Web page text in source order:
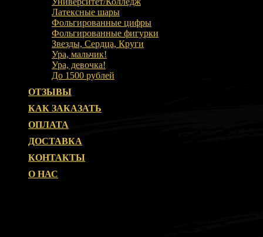
Латексные шары
Фольгированные цифры
Фольгированные фигурки
Звезды, Сердца, Круги
Ура, мальчик!
Ура, девочка!
До 1500 рублей
ОТЗЫВЫ
КАК ЗАКАЗАТЬ
ОПЛАТА
ДОСТАВКА
КОНТАКТЫ
О НАС